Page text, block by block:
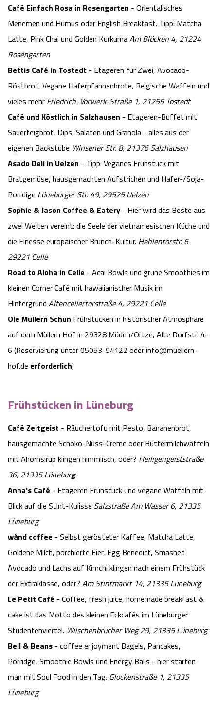
Café Einfach Rosa in Rosengarten - Orientalisches
Menemen und Humus oder English Breakfast. Tipp: Matcha
Latte, Pink Chai und Golden KurkumaAm Blöcken 4, 21224
Rosengarten
Bettis Café in Tostedt - Etageren für Zwei, Avocado-
Röstbrot, Vegane Haferpfannenbrote, Belgische Waffeln und
vieles mehr Friedrich-Vorwerk-Straße 1, 21255 Tostedt
Café und Köstlich in Salzhausen - Etageren-Buffet mit
Sauerteigbrot, Dips, Salaten und Granola - alles aus der
eigenen Backstube Winsener Str. 8, 21376 Salzhausen
Asado Deli in Uelzen - Tipp: Veganes Frühstück mit
Bratgemüse, hausgemachten Aufstrichen und Hafer-/Soja-
Porrdige Lüneburger Str. 49, 29525 Uelzen
Sophie & Jason Coffee & Eatery - Hier wird das Beste aus
zwei Welten vereint: die Seele der vietnamesischen Küche und
die Finesse europäischer Brunch-Kultur. Hehlentorstr. 6
29221 Celle
Road to Aloha in Celle - Acai Bowls und grüne Smoothies im
kleinen Corner Café mit hawaiianischer Musik im
Hintergrund Altencellertorstraße 4, 29221 Celle
Ole Müllern Schün Frühstücken in historischer Atmosphäre
auf dem Müllern Hof in 29328 Müden/Örtze, Alte Dorfstr. 4-
6 (Reservierung unter 05053-94122 oder info@muellern-
hof.de erforderlich)
Frühstücken in Lüneburg
Café Zeitgeist - Räuchertofu mit Pesto, Bananenbrot,
hausgemachte Schoko-Nuss-Creme oder Buttermilchwaffeln
mit Ahornsirup klingen himmlisch, oder? Heiligengeiststraße
36, 21335 Lüneburg
Anna's Café - Etageren Frühstück und vegane Waffeln mit
Blick auf die Stint-Kulisse Salzstraße Am Wasser 6, 21335
Lüneburg
wånd coffee - Selbst gerösteter Kaffee, Matcha Latte,
Goldene Milch, porchierte Eier, Egg Benedict, Smashed
Avocado und Lachs auf Kimchi klingen nach einem Frühstück
der Extraklasse, oder? Am Stintmarkt 14, 21335 Lüneburg
Le Petit Café - Coffee, fresh juice, homemade breakfast &
cake ist das Motto des kleinen Eckcafés im Lüneburger
Studentenviertel. Wilschenbrucher Weg 29, 21335 Lüneburg
Bell & Beans - coffee enjoyment Bagels, Pancakes,
Porridge, Smoothie Bowls und Energy Balls - hier starten
man mit Soul Food in den Tag. Glockenstraße 1, 21335
Lüneburg